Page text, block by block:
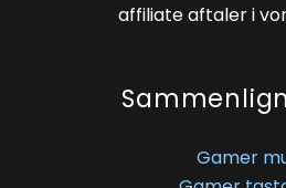
affiliate aftaler i
Gamer